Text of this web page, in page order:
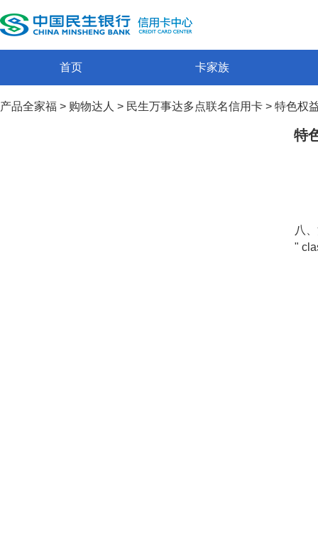
首页 卡家族
产品全家福 > 购物达人 > 民生万事达多点联名信用卡 > 特色权
特
八
"